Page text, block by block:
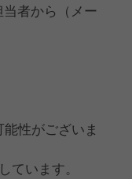
者から（メー
性がございま
ています。